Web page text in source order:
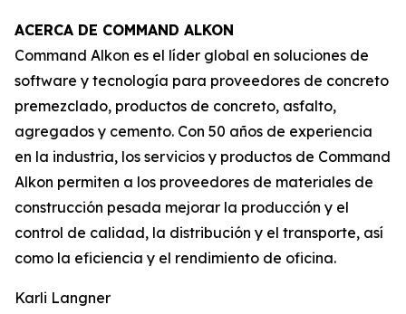
ACERCA DE COMMAND ALKON
Command Alkon es el líder global en soluciones de
software y tecnología para proveedores de concreto
premezclado, productos de concreto, asfalto,
agregados y cemento. Con 50 años de experiencia
en la industria, los servicios y productos de Command
Alkon permiten a los proveedores de materiales de
construcción pesada mejorar la producción y el
control de calidad, la distribución y el transporte, así
como la eficiencia y el rendimiento de oficina.
Karli Langner